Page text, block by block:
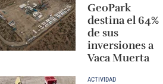
GeoPark
destina el 64%
de sus
inversiones a
Vaca Muerta
ACTIVIDAD